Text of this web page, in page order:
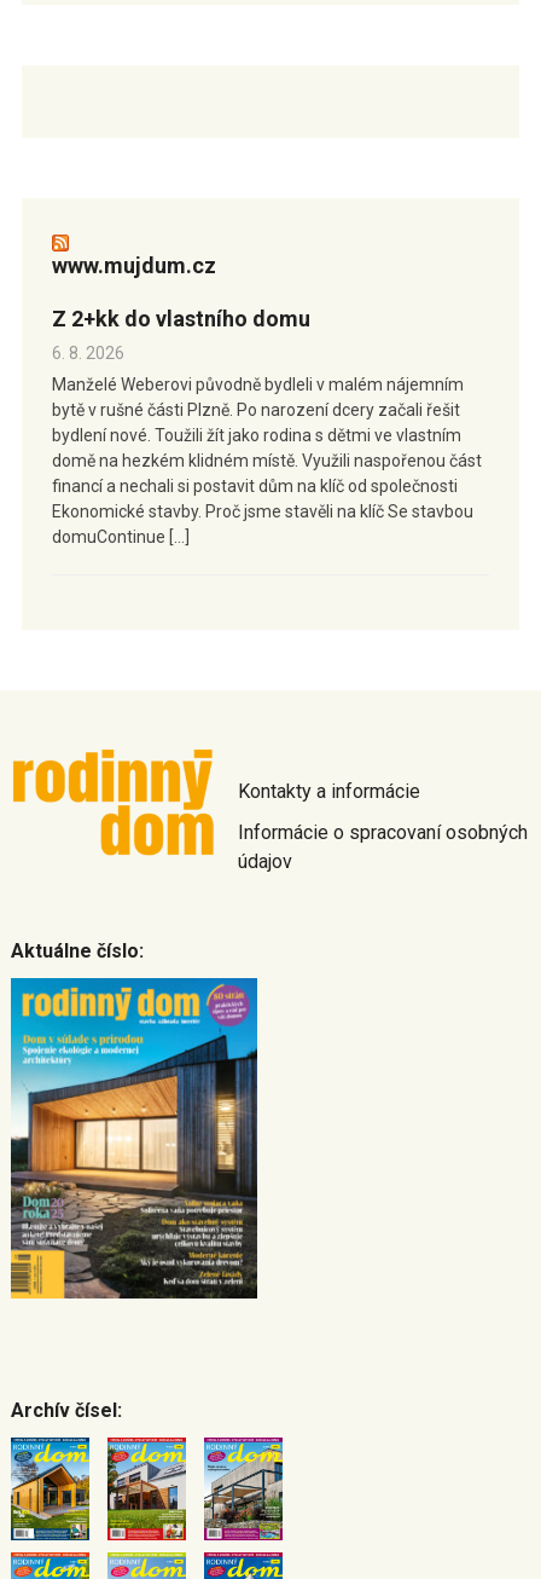
www.mujdum.cz
Z 2+kk do vlastního domu
6. 8. 2026
Manželé Weberovi původně bydleli v malém nájemním
bytě v rušné části Plzně. Po narození dcery začali řešit
bydlení nové. Toužili žít jako rodina s dětmi ve vlastním
domě na hezkém klidném místě. Využili naspořenou část
financí a nechali si postavit dům na klíč od společnosti
Ekonomické stavby. Proč jsme stavěli na klíč Se stavbou
domuContinue […]
Kontakty a informácie
Informácie o spracovaní osobných
údajov
Aktuálne číslo:
Archív čísel: